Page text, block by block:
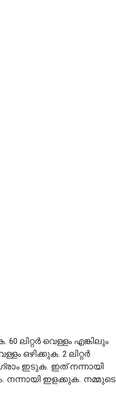
ലിറ്റർ വെള്ളം എങ്കിലും
ഒഴിക്കുക. 2 ലിറ്റർ
ഇടുക. ഇത് നന്നായി
നന്നായി ഇളക്കുക. നമ്മുടെ